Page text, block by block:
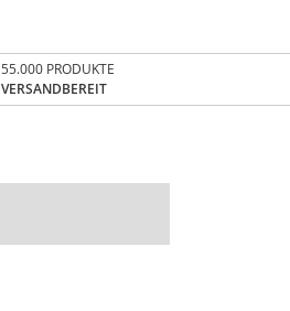
55.000 PRODUKTE
VERSANDBEREIT